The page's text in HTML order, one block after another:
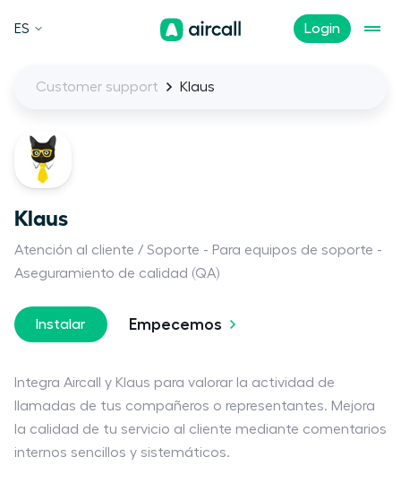
Login
ES
Customer support Klaus
Klaus
Atención al cliente / Soporte
Para equipos de soporte
Aseguramiento de calidad (QA)
Instalar Empecemos
Integra Aircall y Klaus para valorar la actividad de
llamadas de tus compañeros o representantes. Mejora
la calidad de tu servicio al cliente mediante comentarios
internos sencillos y sistemáticos.